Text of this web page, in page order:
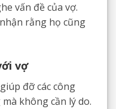
vấn đề của vợ.
rằng họ cũng
vợ
đỡ các công
không cần lý do.